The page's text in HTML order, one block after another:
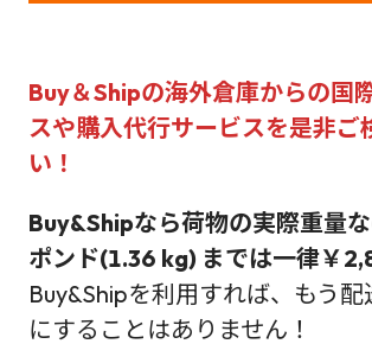
Buy＆Shipの海外倉庫からの国
スや購入代行サービスを是非ご
い！
Buy&Shipなら荷物の実際重量
ポンド(1.36 kg) までは一律￥
Buy&Shipを利用すれば、もう
にすることはありません！